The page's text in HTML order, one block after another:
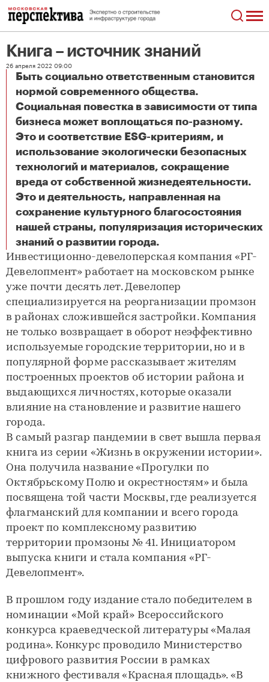
Книга – источник знаний
26 апреля 2022 09:00
Быть социально ответственным становится
нормой современного общества.
Социальная повестка в зависимости от типа
бизнеса может воплощаться по-разному.
Это и соответствие ESG-критериям, и
использование экологически безопасных
технологий и материалов, сокращение
вреда от собственной жизнедеятельности.
Это и деятельность, направленная на
сохранение культурного благосостояния
нашей страны, популяризация исторических
знаний о развитии города.
Книга – источник знаний
Инвестиционно-девелоперская компания «РГ-
Девелопмент» работает на московском рынке
уже почти десять лет. Девелопер
специализируется на реорганизации промзон
в районах сложившейся застройки. Компания
не только возвращает в оборот неэффективно
используемые городские территории, но и в
популярной форме рассказывает жителям
построенных проектов об истории района и
выдающихся личностях, которые оказали
влияние на становление и развитие нашего
города.
В самый разгар пандемии в свет вышла первая
книга из серии «Жизнь в окружении истории».
Она получила название «Прогулки по
Октябрьскому Полю и окрестностям» и была
посвящена той части Москвы, где реализуется
флагманский для компании и всего города
проект по комплексному развитию
территории промзоны № 41. Инициатором
выпуска книги и стала компания «РГ-
Девелопмент».
В прошлом году издание стало победителем в
номинации «Мой край» Всероссийского
конкурса краеведческой литературы «Малая
родина». Конкурс проводило Министерство
цифрового развития России в рамках
книжного фестиваля «Красная площадь». «В